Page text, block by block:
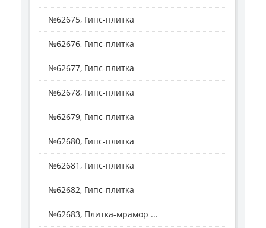
№62675, Гипс-плитка
№62676, Гипс-плитка
№62677, Гипс-плитка
№62678, Гипс-плитка
№62679, Гипс-плитка
№62680, Гипс-плитка
№62681, Гипс-плитка
№62682, Гипс-плитка
№62683, Плитка-мрамор ...